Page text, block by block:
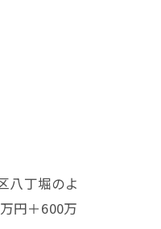
八丁堀のよ
円＋600万